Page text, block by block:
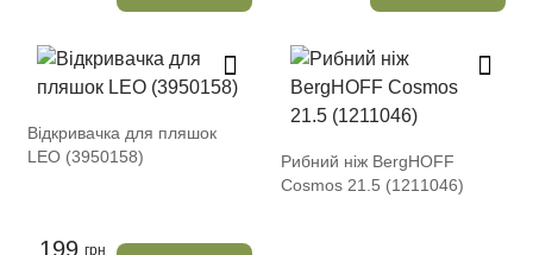
Відкривачка для пляшок
LEO (3950158)
199 грн
Рибний ніж BergHOFF
Cosmos 21.5 (1211046)